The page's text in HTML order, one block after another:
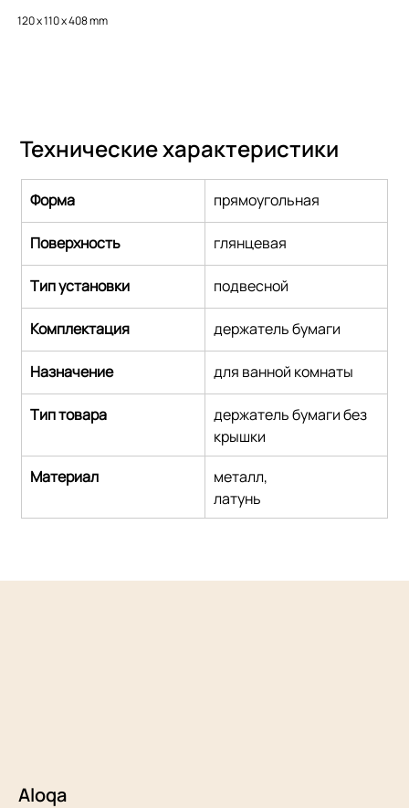
120 x 110 x 408 mm
Технические характеристики
Форма прямоугольная
Поверхность глянцевая
Тип установки подвесной
Комплектация держатель бумаги
Назначение для ванной комнаты
Тип товара
держатель бумаги без
крышки
Материал
металл,
латунь
Aloqa